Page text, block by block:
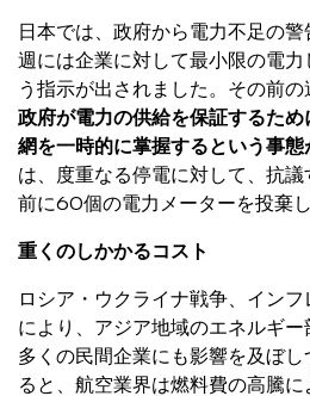
日本では、政府から電力不足の
週には企業に対して最小限の電
う指示が出されました。その前の
政府が電力の供給を保証するた
網を一時的に掌握するという事態
は、度重なる停電に対して、抗
前に60個の電力メーターを投棄し
重くのしかかるコスト
ロシア・ウクライナ戦争、イン
により、アジア地域のエネルギ
多くの民間企業にも影響を及ぼ
ると、航空業界は燃料費の高騰